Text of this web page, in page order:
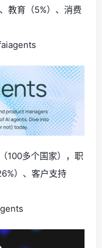
教育（5%）、消费
100多个国家），职
）、客户支持